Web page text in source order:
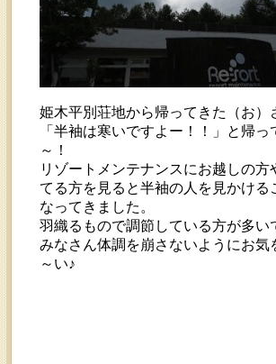
姫木平別荘地から帰ってきた（お）
「半袖は寒いですよー！！」と帰っ
～！
リゾートメンテナンスにお越しの方
てる方を見ると半袖の人を見かける
なってきました。
羽織るもので調節している方が多
みなさん体調を崩さないようにお気
～い♪